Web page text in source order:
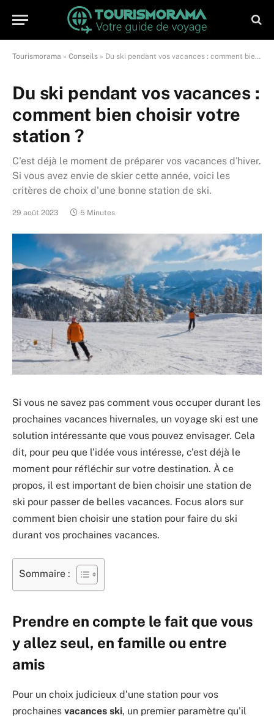
Tourismorama » Conseils » Du ski pendant vos vacances : comment bien choisir votre station ?
Du ski pendant vos vacances :
comment bien choisir votre
station ?
C'est déjà le moment de préparer vos vacances d'hiver.
Si vous avez envie de skier cette année, voici les
critères de choix d'une bonne station de ski.
29 août 2023 5 Minutes
Si vous ne savez pas comment vous occuper durant les
prochaines vacances hivernales, un voyage ski est une
solution intéressante que vous pouvez envisager. Cela
dit, pour peu que l’idée vous intéresse, c’est déjà le
moment pour réfléchir sur votre destination. À ce
propos, il est important de bien choisir une station de
ski pour passer de belles vacances. Focus alors sur
comment bien choisir une station pour faire du ski
durant vos prochaines vacances.
Sommaire :
Prendre en compte le fait que vous
y allez seul, en famille ou entre
amis
Pour un choix judicieux d’une station pour vos
prochaines vacances ski, un premier paramètre qu’il